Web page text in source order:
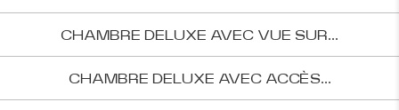
CHAMBRE DELUXE AVEC VUE SUR...
CHAMBRE DELUXE AVEC ACCÈS...